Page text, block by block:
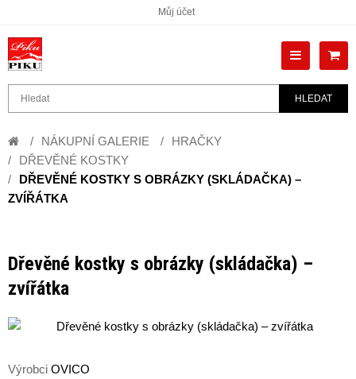
Můj účet
HLEDAT
NÁKUPNÍ GALERIE
HRAČKY
DŘEVĚNÉ KOSTKY
DŘEVĚNÉ KOSTKY S OBRÁZKY (SKLÁDAČKA) –
ZVÍŘÁTKA
Dřevěné kostky s obrázky (skládačka) –
zvířátka
Výrobci OVICO